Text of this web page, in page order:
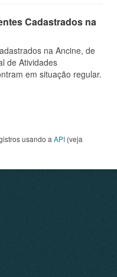
Cadastrados na
na Ancine, de
de Atividades
em situação regular.
usando a API (veja